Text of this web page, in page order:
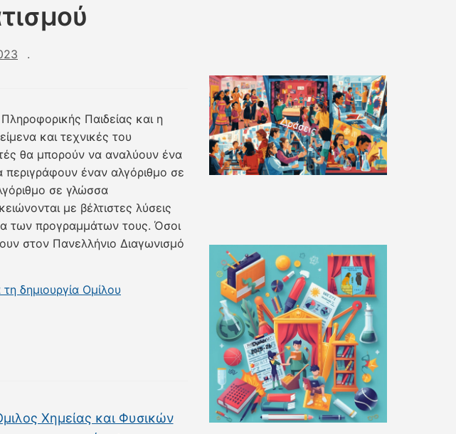
.
Παιδείας και η
και τεχνικές του
θα μπορούν να αναλύουν ένα
έναν αλγόριθμο σε
σε γλώσσα
με βέλτιστες λύσεις
των προγραμμάτων τους. Όσοι
στον Πανελλήνιο Διαγωνισμό
δημιουργία Ομίλου
Χημείας και Φυσικών